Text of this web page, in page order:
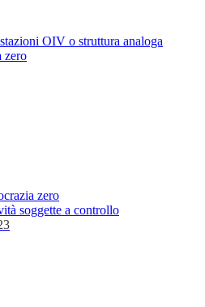
OIV o struttura analoga
zero
zero
soggette a controllo